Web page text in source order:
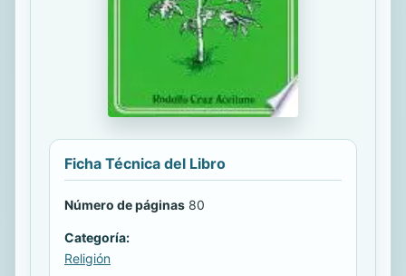
Ficha Técnica del Libro
Número de páginas 80
Categoría:
Religión